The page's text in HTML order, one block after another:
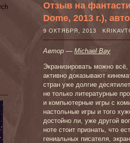
Отзыв на
Dome, 2013 г.),
9 ОКТЯБРЯ, 2013
Автор — Michael Bay
Экранизировать можно всё,
активно доказывают
стран уже долгие
не только литературные
и компьютерные игры с
настольные игры и того
достойно ли, уже другой
ноте стоит признать, что
гениальных писателя,